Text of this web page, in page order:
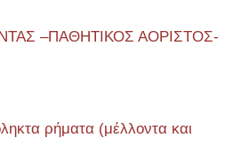
–ΠΑΘΗΤΙΚΟΣ ΑΟΡΙΣΤΟΣ-
ρήματα (μέλλοντα και